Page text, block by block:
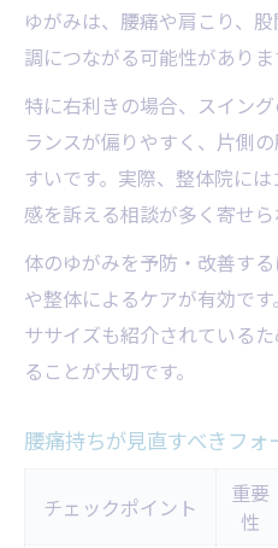
ゆがみは、腰痛や肩こり、
調につながる可能性がありま
特に右利きの場合、スイン
ランスが偏りやすく、片側
すいです。実際、整体院に
感を訴える相談が多く寄せら
体のゆがみを予防・改善す
や整体によるケアが有効で
ササイズも紹介されている
ることが大切です。
腰痛持ちが見直すべきフォ
チェックポイント
重要
性